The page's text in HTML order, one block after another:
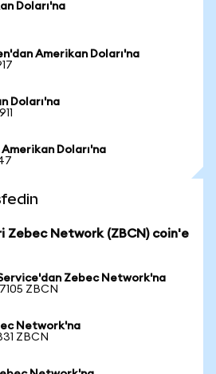
Doları'na
Amerikan Doları'na
Doları'na
Doları'na
Zebec Network (ZBCN) coin'e
Zebec Network'na
ZBCN
Network'na
ZBCN